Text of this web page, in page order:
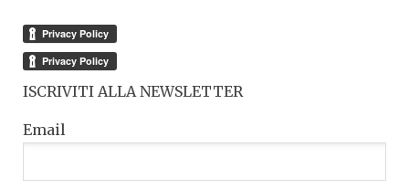
ISCRIVITI ALLA NEWSLETTER
Email